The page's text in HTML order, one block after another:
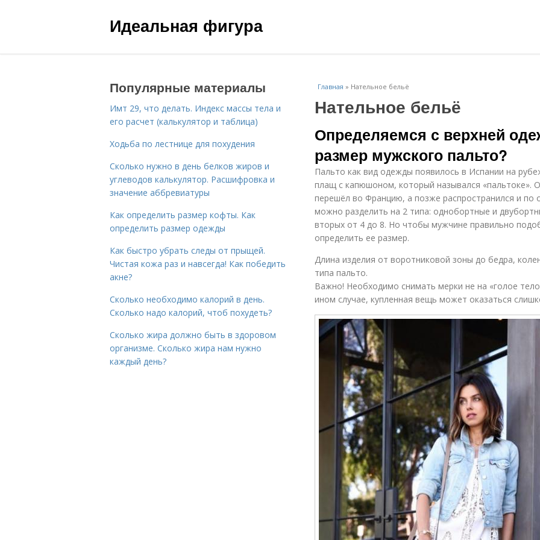
Идеальная фигура
Главная » Нательное бельё
Нательное бельё
Определяемся с верхней
размер мужского пальто?
Пальто как вид одежды появилось в Испании на
плащ с капюшоном, который назывался «пальтоке».
перешёл во Францию, а позже распространился и по
можно разделить на 2 типа: однобортные и
вторых от 4 до 8. Но чтобы мужчине правильно
определить ее размер.
Длина изделия от воротниковой зоны до бедра,
типа пальто.
Важно! Необходимо снимать мерки не на «голое
ином случае, купленная вещь может оказаться
Популярные материалы
Имт 29, что делать. Индекс массы тела и
его расчет (калькулятор и таблица)
Ходьба по лестнице для похудения
Сколько нужно в день белков жиров и
углеводов калькулятор. Расшифровка и
значение аббревиатуры
Как определить размер кофты. Как
определить размер одежды
Как быстро убрать следы от прыщей.
Чистая кожа раз и навсегда! Как победить
акне?
Сколько необходимо калорий в день.
Сколько надо калорий, чтоб похудеть?
Сколько жира должно быть в здоровом
организме. Сколько жира нам нужно
каждый день?